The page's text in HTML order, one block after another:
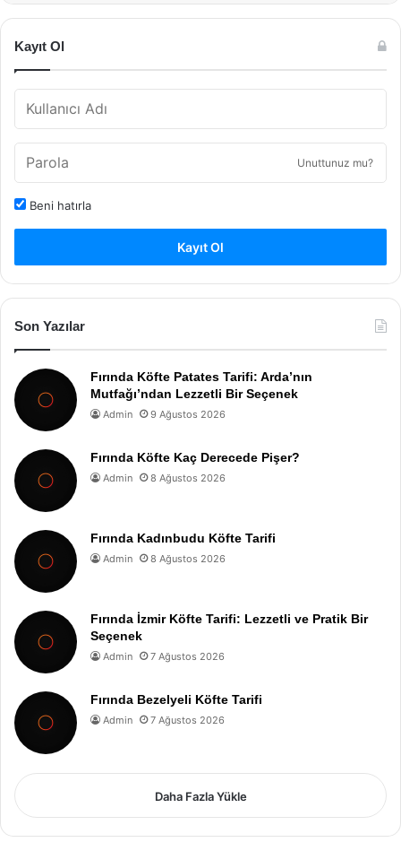
Kayıt Ol
Unuttunuz mu?
Beni hatırla
Kayıt Ol
Son Yazılar
Fırında Köfte Patates Tarifi: Arda’nın
Mutfağı’ndan Lezzetli Bir Seçenek
Admin 9 Ağustos 2026
Fırında Köfte Kaç Derecede Pişer?
Admin 8 Ağustos 2026
Fırında Kadınbudu Köfte Tarifi
Admin 8 Ağustos 2026
Fırında İzmir Köfte Tarifi: Lezzetli ve Pratik Bir
Seçenek
Admin 7 Ağustos 2026
Fırında Bezelyeli Köfte Tarifi
Admin 7 Ağustos 2026
Daha Fazla Yükle